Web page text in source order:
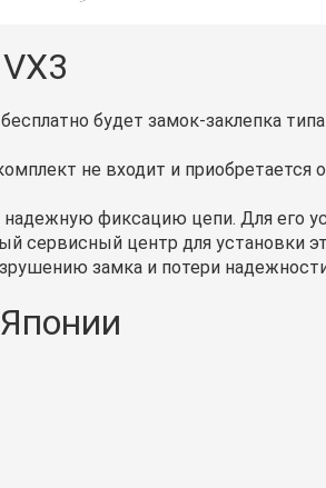
будет замок-заклепка типа
не входит и приобретается
фиксацию цепи. Для его
сервисный центр для установки
замка и потери